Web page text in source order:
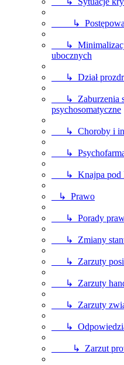
↳
↳ Minimalizacja
ubocznych
↳ Dział
↳ Zaburzenia
psychosomatyczne
↳ Choroby i
↳
↳ Knajpa pod
↳ Prawo
↳ Porady
↳ Zmiany
↳ Zarzuty
↳ Zarzuty
↳ Zarzuty
↳
↳ Zarzut